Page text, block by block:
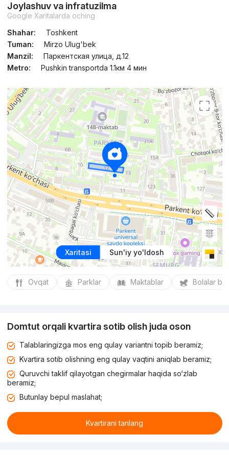
Topshirildi 2022,Anatoliy
4-xonali kvartira, 123 m²
+998 (99) 800...
Joylashuv va infratuzilma
Google Xaritalarda oching
Shahar:
Toshkent
Tuman:
Mirzo Ulug'bek
Manzil:
Паркентская улица, д.12
Metro:
Pushkin transportda 1.1км 4 мин
Xaritasi Sun'iy yo'ldosh
Ovqat Parklar Maktablar Bolalar
Domtut orqali kvartira sotib olish juda oson
Talablaringizga mos eng qulay variantni topib beramiz;
Kvartira sotib olishning eng qulay vaqtini aniqlab beramiz;
Quruvchi taklif qilayotgan chegirmalar haqida so‘zlab
beramiz;
Butunlay bepul maslahat;
Kvartirani tanlang